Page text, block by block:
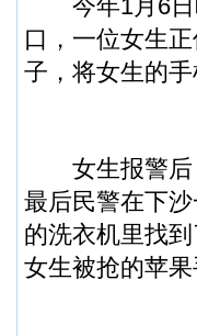
今年1月6日
口，一位女生
子，将女生的
女生报警后
最后民警在下
的洗衣机里找
女生被抢的苹果